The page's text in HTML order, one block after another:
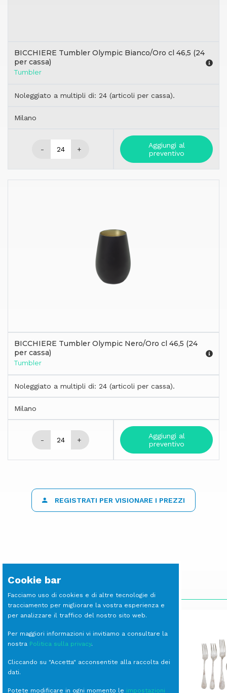
BICCHIERE Tumbler Olympic Bianco/Oro cl 46,5 (24
per cassa)
Tumbler
Noleggiato a multipli di: 24 (articoli per cassa).
Milano
- +
Aggiungi al
preventivo
BICCHIERE Tumbler Olympic Nero/Oro cl 46,5 (24
per cassa)
Tumbler
Noleggiato a multipli di: 24 (articoli per cassa).
Milano
- +
Aggiungi al
preventivo
REGISTRATI PER VISIONARE I PREZZI
Cookie bar
Facciamo uso di cookies e di altre tecnologie di
tracciamento per migliorare la vostra esperienza e
per analizzare il traffico del nostro sito web.
Per maggiori informazioni vi invitiamo a consultare la
nostra Politica sulla privacy.
Cliccando su "Accetta" acconsentite alla raccolta dei
dati.
Potete modificare in ogni momento le impostazioni